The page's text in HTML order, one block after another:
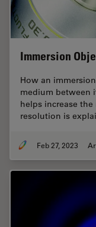
Immersion
How an
medium between
helps increase
resolution is
Feb 27, 2023